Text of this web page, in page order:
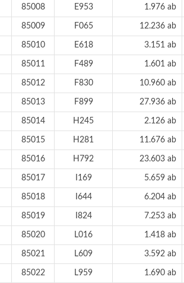
85008 E953 1.976 ab
85009 F065 12.236 ab
85010 E618 3.151 ab
85011 F489 1.601 ab
85012 F830 10.960 ab
85013 F899 27.936 ab
85014 H245 2.126 ab
85015 H281 11.676 ab
85016 H792 23.603 ab
85017 I169 5.659 ab
85018 I644 6.204 ab
85019 I824 7.253 ab
85020 L016 1.418 ab
85021 L609 3.592 ab
85022 L959 1.690 ab